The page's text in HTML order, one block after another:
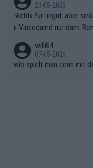
g kaum noch zu
ichtung Nizza.
er SD Worx und
n)
23-05-2026
Nichts für ungut, aber
n Vingegaard nur dann
willi64
07-05-2026
wie spielt man denn mit